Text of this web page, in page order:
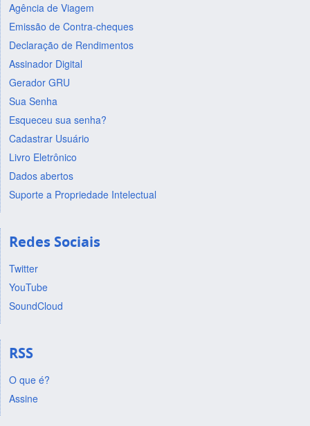
Agência de Viagem
Emissão de Contra-cheques
Declaração de Rendimentos
Assinador Digital
Gerador GRU
Sua Senha
Esqueceu sua senha?
Cadastrar Usuário
Livro Eletrônico
Dados abertos
Suporte a Propriedade Intelectual
Redes Sociais
Twitter
YouTube
SoundCloud
RSS
O que é?
Assine